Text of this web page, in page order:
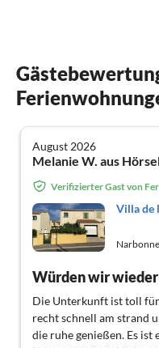
August 2026
Melanie W. aus
Verifizierter Gast von
Villa de
Würden wir
Die Unterkunft ist toll
recht schnell am strand
die ruhe genießen. Es ist